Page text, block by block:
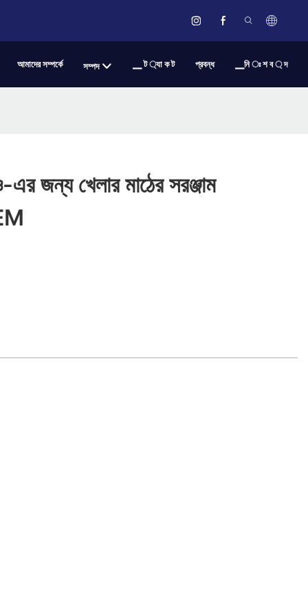
আমাদের সম্পর্কে সম্পদ ▁ ট ্যা ক ট প্রবন্ধ ▁নি ঃ শ ব ্ দ
এর জন্য খেলার মাঠের সরঞ্জাম